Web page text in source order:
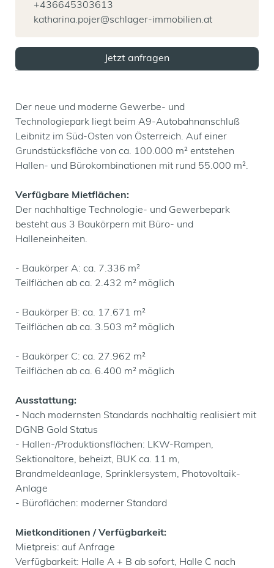
Der neue und moderne Gewerbe- und
Technologiepark liegt beim A9-Autobahnanschluß
Leibnitz im Süd-Osten von Österreich. Auf einer
Grundstücksfläche von ca. 100.000 m² entstehen
Hallen- und Bürokombinationen mit rund 55.000 m².
Verfügbare Mietflächen:
Der nachhaltige Technologie- und Gewerbepark
besteht aus 3 Baukörpern mit Büro- und
Halleneinheiten.
- Baukörper A: ca. 7.336 m²
Teilflächen ab ca. 2.432 m² möglich
- Baukörper B: ca. 17.671 m²
Teilflächen ab ca. 3.503 m² möglich
- Baukörper C: ca. 27.962 m²
Teilflächen ab ca. 6.400 m² möglich
Ausstattung:
- Nach modernsten Standards nachhaltig realisiert mit
DGNB Gold Status
- Hallen-/Produktionsflächen: LKW-Rampen,
Sektionaltore, beheizt, BUK ca. 11 m,
Brandmeldeanlage, Sprinklersystem, Photovoltaik-
Anlage
- Büroflächen: moderner Standard
Mietkonditionen / Verfügbarkeit:
Mietpreis: auf Anfrage
Verfügbarkeit: Halle A + B ab sofort, Halle C nach
+436645303613
katharina.pojer@schlager-immobilien.at
Jetzt anfragen